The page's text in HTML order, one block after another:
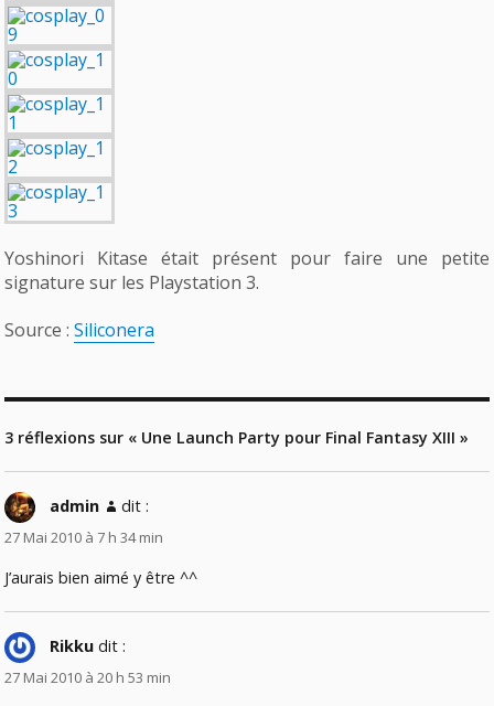
Yoshinori Kitase était présent pour faire une petite
signature sur les Playstation 3.
Source :Siliconera
3 réflexions sur « Une Launch Party pour Final Fantasy XIII »
admin dit :
27 Mai 2010 à 7 h 34 min
J’aurais bien aimé y être ^^
Rikku dit :
27 Mai 2010 à 20 h 53 min